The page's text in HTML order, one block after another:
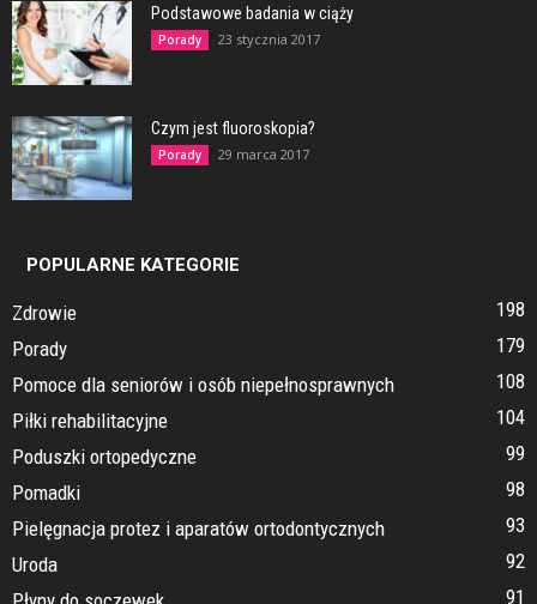
Podstawowe badania w ciąży
Porady 23 stycznia 2017
Czym jest fluoroskopia?
Porady 29 marca 2017
POPULARNE KATEGORIE
Zdrowie
198
Porady
179
Pomoce dla seniorów i osób niepełnosprawnych
108
Piłki rehabilitacyjne
104
Poduszki ortopedyczne
99
Pomadki
98
Pielęgnacja protez i aparatów ortodontycznych
93
Uroda
92
91